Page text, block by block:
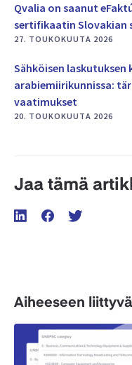
Qvalia on saanut
sertifikaatin Slovakian
27. TOUKOKUUTA 2026
Sähköisen
arabiemiirikunnissa:
vaatimukset
20. TOUKOKUUTA 2026
Jaa tämä
Aiheeseen